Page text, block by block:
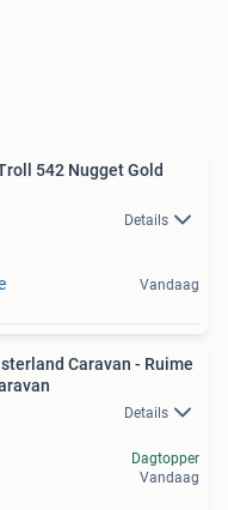
542 Nugget Gold
Details
Vandaag
Caravan - Ruime
Details
Dagtopper
Vandaag